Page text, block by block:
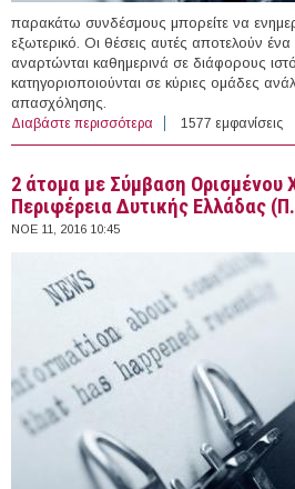
παρακάτω συνδέσμους μπορείτε να
εξωτερικό. Οι θέσεις αυτές αποτελούν
αναρτώνται καθημερινά σε διάφορους
κατηγοριοποιούνται σε κύριες ομάδες
απασχόλησης.
Διαβάστε περισσότερα για 55 Υποτροφίες
1577 εμφανίσεις
2 άτομα με Σύμβαση Ορισμένου
Περιφέρεια Δυτικής Ελλάδας
ΝΟΕ 11, 2016 10:45